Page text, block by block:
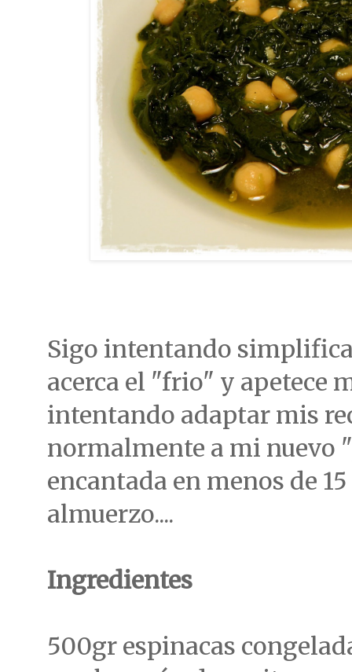
Sigo intentando
acerca el "frio" y apetece
intentando adaptar mis
normalmente a mi nuevo
encantada en menos de
almuerzo....
Ingredientes
500gr espinacas